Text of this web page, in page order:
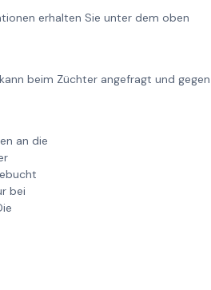
erhalten Sie unter dem oben
beim Züchter angefragt und gegen
an die
bei